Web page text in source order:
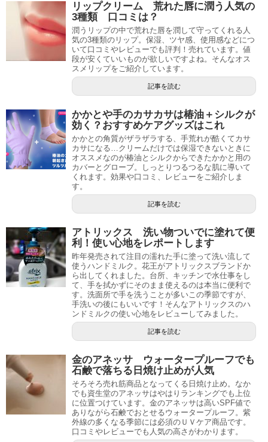
リップクリーム 荒れた唇に潤う人気の
3種類 口コミは？
潤うリップの中で荒れた唇を潤して守ってくれる人
気の3種類のリップ。保湿、ツヤ感、使用感などにつ
いて口コミやレビューでも評判！売れています。値
段が安くていいものが欲しいですよね。そんなオス
スメリップをご紹介しています。
記事を読む
かかとや手のカサカサは椿油＋シルクが
効く？おすすめケアグッズはこれ
かかとの角質がザラザラする、手荒れが酷くてカサ
カサになる…クリームだけでは保湿できないときに
オススメなのが椿油とシルクからできたかかと用の
カバーとグローブ。しっとりつるつるな肌に導いて
くれます。効果や口コミ、レビューをご紹介しま
す。
記事を読む
アトリックス 洗い物ついでに塗れて便
利！使い心地をレポートします
昨年発売されて注目の濡れた手に塗って洗い流して
使うハンドミルク。花王がアトリックスブランドか
ら出してくれました。台所、キッチンで水仕事をし
て、手を拭かずにそのまま使えるのは本当に便利で
す。洗面所で手を洗うことが多いこの季節ですが、
手洗いの後にもいいです！そんなアトリックスのハ
ンドミルクの使い心地をレビューしてみました。
記事を読む
金のアネッサ ウォータープルーフでも
石鹸で落ちる日焼け止めが人気
そろそろ売れ筋商品となってくる日焼け止め。なか
でも資生堂のアネッサはやはりランキングでも上位
に位置つけています。金のアネッサは高いSPF値で
ありながら石鹸でおとせるウォータープルーフ。紫
外線の多くなる季節には必須のＵＶケア商品です。
口コミやレビューでも人気の高さがわかります。